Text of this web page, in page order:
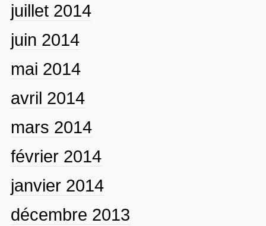
juillet 2014
juin 2014
mai 2014
avril 2014
mars 2014
février 2014
janvier 2014
décembre 2013